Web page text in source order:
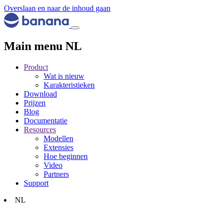
Overslaan en naar de inhoud gaan
Main menu NL
Product
Wat is nieuw
Karakteristieken
Download
Prijzen
Blog
Documentatie
Resources
Modellen
Extensies
Hoe beginnen
Video
Partners
Support
NL